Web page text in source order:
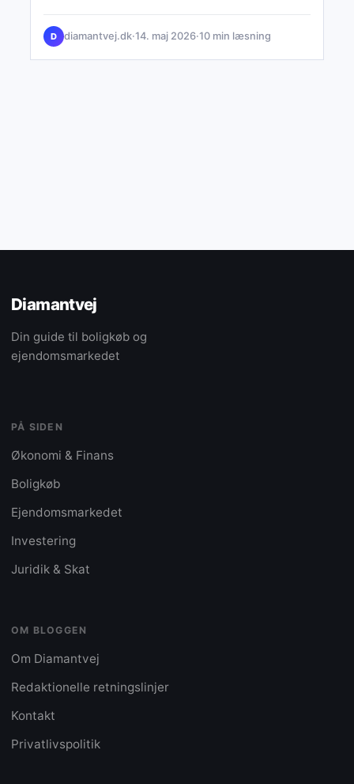
D diamantvej.dk·14. maj 2026·10 min læsning
Diamantvej
Din guide til boligkøb og
ejendomsmarkedet
PÅ SIDEN
Økonomi & Finans
Boligkøb
Ejendomsmarkedet
Investering
Juridik & Skat
OM BLOGGEN
Om Diamantvej
Redaktionelle retningslinjer
Kontakt
Privatlivspolitik